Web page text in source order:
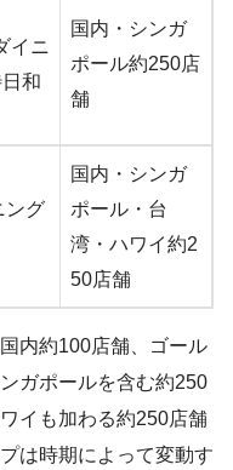
イニ
和
国内・シンガ
ポール約250店
舗
ング
国内・シンガ
ポール・台
湾・ハワイ約2
50店舗
内約100店舗、ゴール
ガポールを含む約250
イも加わる約250店舗
は時期によって変動す